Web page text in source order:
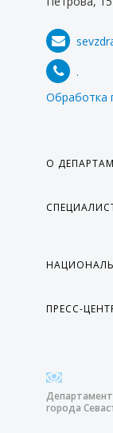
.
Обработка
О
ПРЕСС-
города